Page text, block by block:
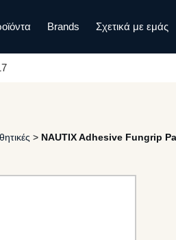
Brands Σχετικά με εμάς
> NAUTIX Adhesive Fungrip